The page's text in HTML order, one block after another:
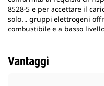
8528-5 e per accettare il
solo. I gruppi elettrogeni
combustibile e a basso
Vantaggi